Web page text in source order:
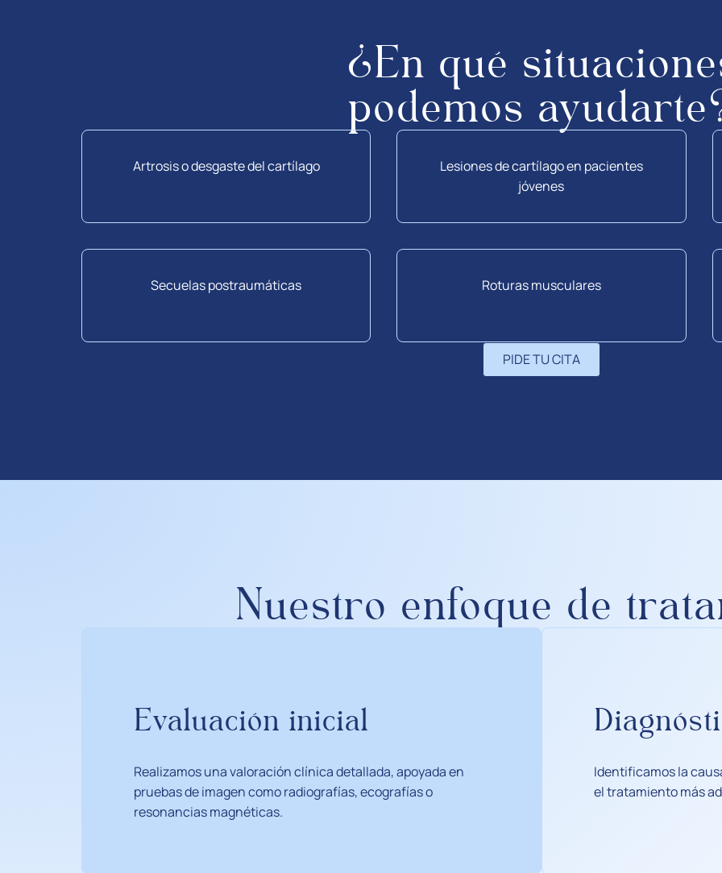
¿En qué
podemos
Artrosis o desgaste del cartílago
Lesiones de cartílago en pacientes
jóvenes
Secuelas postraumáticas Roturas musculares
PIDE TU CITA
Nuestro enfoque de
Evaluación inicial
Realizamos una valoración clínica detallada, apoyada en
pruebas de imagen como radiografías, ecografías o
resonancias magnéticas.
Identificamos la
el tratamiento más